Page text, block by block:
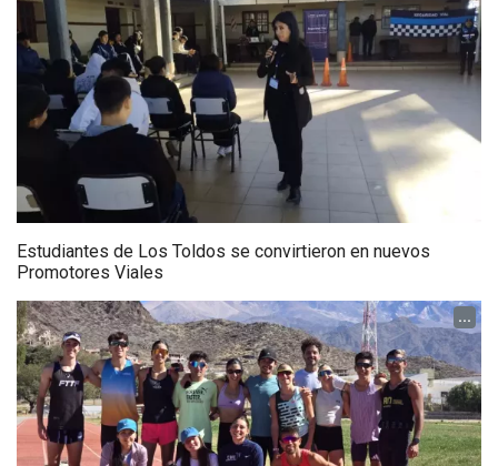
Estudiantes de Los Toldos se convirtieron en nuevos
Promotores Viales
...